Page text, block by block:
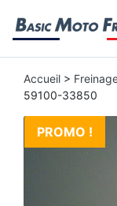
Accueil >
59100-33850
PROMO !